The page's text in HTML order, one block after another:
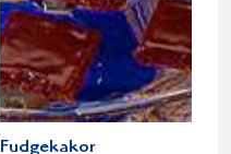
Fudgekakor